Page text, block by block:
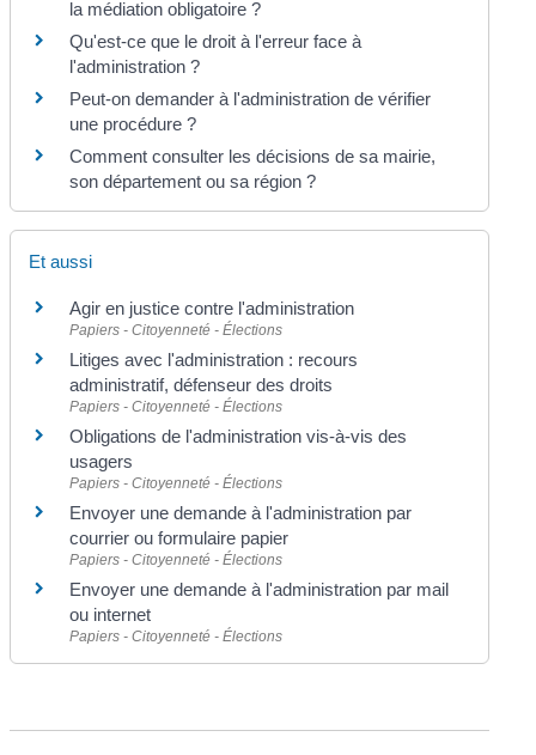
la médiation obligatoire ?
Qu'est-ce que le droit à l'erreur face à
l'administration ?
Peut-on demander à l'administration de vérifier
une procédure ?
Comment consulter les décisions de sa mairie,
son département ou sa région ?
Et aussi
Agir en justice contre l'administration
Papiers - Citoyenneté - Élections
Litiges avec l'administration : recours
administratif, défenseur des droits
Papiers - Citoyenneté - Élections
Obligations de l'administration vis-à-vis des
usagers
Papiers - Citoyenneté - Élections
Envoyer une demande à l'administration par
courrier ou formulaire papier
Papiers - Citoyenneté - Élections
Envoyer une demande à l'administration par mail
ou internet
Papiers - Citoyenneté - Élections